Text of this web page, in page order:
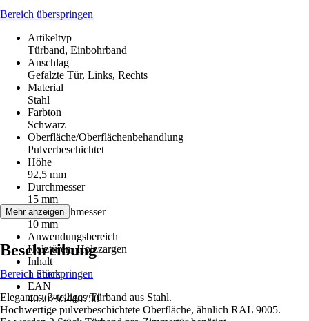
Bereich überspringen
Artikeltyp
Türband, Einbohrband
Anschlag
Gefalzte Tür, Links, Rechts
Material
Stahl
Farbton
Schwarz
Oberfläche/Oberflächenbehandlung
Pulverbeschichtet
Höhe
92,5 mm
Durchmesser
15 mm
Stift Durchmesser
10 mm
Anwendungsbereich
Holztüren, Holzzargen
Inhalt
1 Stück
EAN
4030755446750
Mehr anzeigen
Beschreibung
Bereich überspringen
Elegantes, 3-teiliges Türband aus Stahl.
Hochwertige pulverbeschichtete Oberfläche, ähnlich RAL 9005.